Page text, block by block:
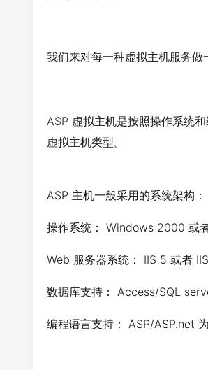
我们来对每一种虚拟主机服务做
ASP 虚拟主机是按照操作系统
虚拟主机类型。
ASP 主机一般采用的系统架构：
操作系统： Windows 2000 或
Web 服务器系统： IIS 5 或者
数据库支持： Access/SQL
编程语言支持： ASP/ASP.net